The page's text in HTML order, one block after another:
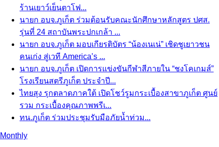
ร้านเยาว์เย็นตาโฟ...
นายก อบจ.ภูเก็ต ร่วมต้อนรับคณะนักศึกษาหลักสูตร ปศส.
รุ่นที่ 24 สถาบันพระปกเกล้า ...
นายก อบจ.ภูเก็ต มอบเกียรติบัตร “น้องเนเน่” เชิดชูเยาวชน
คนเก่ง สู่เวที America’s ...
นายก อบจ.ภูเก็ต เปิดการแข่งขันกีฬาสีภายใน “ชงโคเกมส์”
โรงเรียนสตรีภูเก็ต ประจำปี...
ไทยสุง รุกตลาดภาคใต้ เปิดโชว์รูมกระเบื้องสาขาภูเก็ต ศูนย์
รวม กระเบื้องคุณภาพพรีเ...
ทน.ภูเก็ต ร่วมประชุมรับมือภัยน้ำท่วม...
Monthly